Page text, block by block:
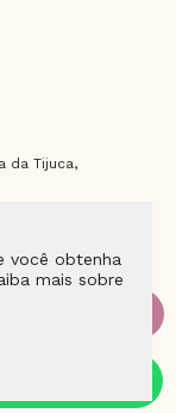
você obtenha
mais sobre
da Tijuca,